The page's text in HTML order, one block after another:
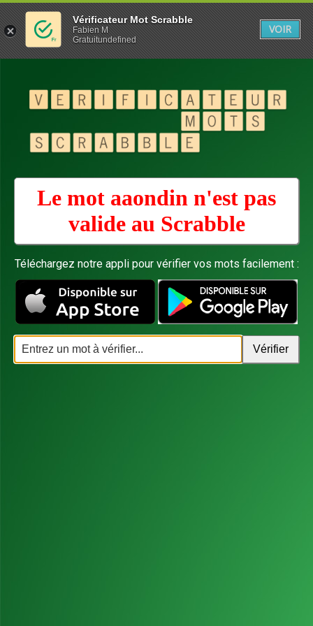
Le mot aaondin n'est pas
valide au Scrabble
Téléchargez notre appli pour vérifier vos mots facilement :
Vérificateur Mot Scrabble
Fabien M
Gratuitundefined
VOIR